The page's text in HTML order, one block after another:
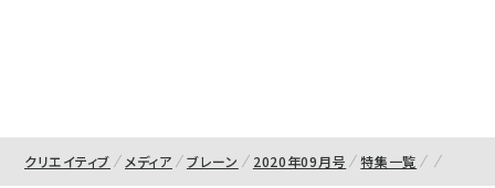
クリエイティブ メディア ブレーン 2020年09月号 特集一覧